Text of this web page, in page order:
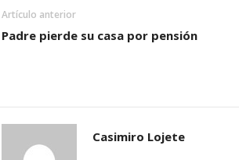
Artículo anterior
Padre pierde su casa por pensión
Casimiro Lojete